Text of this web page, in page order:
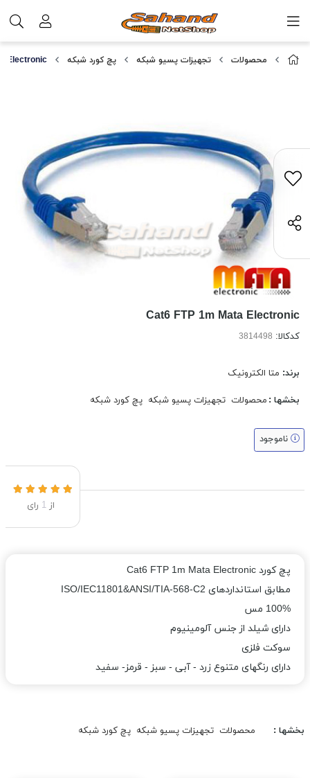
محصولات تجهیزات پسیو شبکه پچ کورد شبکه Electronic
Cat6 FTP 1m Mata Electronic
کدکالا:
برند: متا الکترونیک
بخشها : محصولات تجهیزات پسیو شبکه پچ کورد شبکه
ناموجود
از 1 رای
پچ کورد Cat6 FTP 1m Mata Electronic
مطابق استانداردهای ISO/IEC11801&ANSI/TIA-568-C2
100% مس
دارای شیلد از جنس آلومینیوم
سوکت فلزی
دارای رنگهای متنوع زرد - آبی - سبز - قرمز- سفید
بخشها : محصولات تجهیزات پسیو شبکه پچ کورد شبکه